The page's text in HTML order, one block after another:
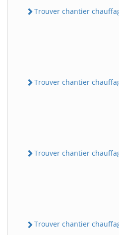
Trouver chantier
Trouver chantier
Trouver chantier
Trouver chantier